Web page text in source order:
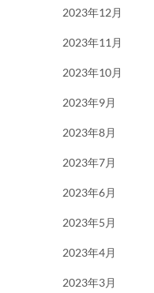
2023年12月
2023年11月
2023年10月
2023年9月
2023年8月
2023年7月
2023年6月
2023年5月
2023年4月
2023年3月